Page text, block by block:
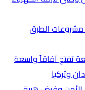
مشروعات الطرق
تفتح آفاقاً واسعة
وتركيا